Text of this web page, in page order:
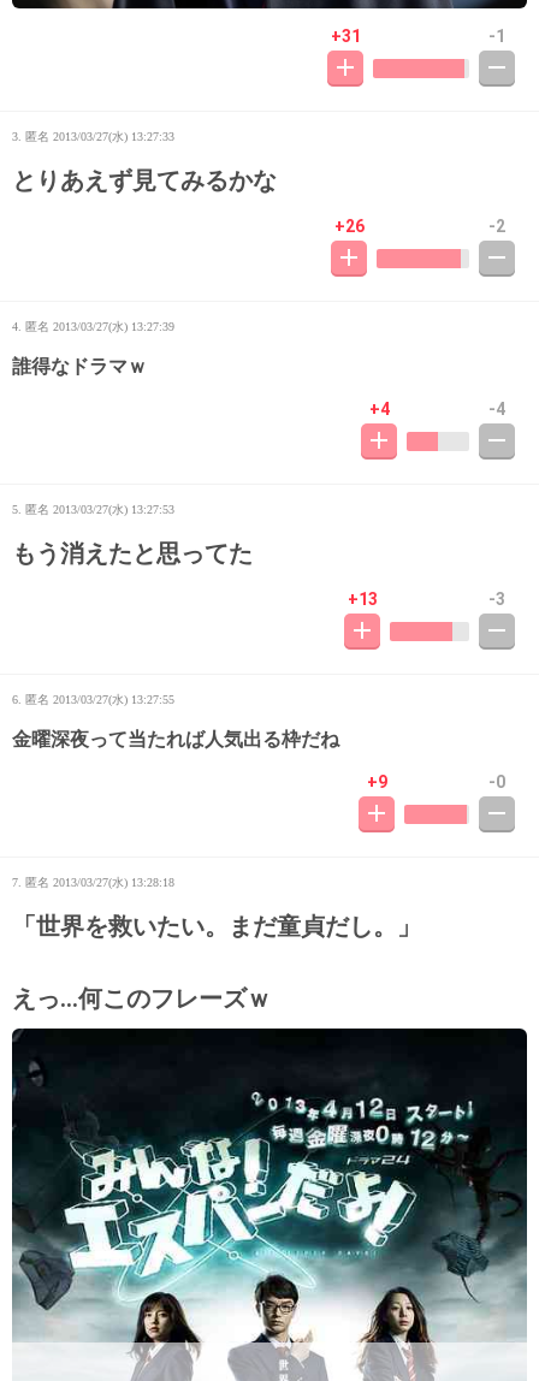
+31 -1
3. 匿名 2013/03/27(水) 13:27:33
とりあえず見てみるかな
+26 -2
4. 匿名 2013/03/27(水) 13:27:39
誰得なドラマｗ
+4 -4
5. 匿名 2013/03/27(水) 13:27:53
もう消えたと思ってた
+13 -3
6. 匿名 2013/03/27(水) 13:27:55
金曜深夜って当たれば人気出る枠だね
+9 -0
7. 匿名 2013/03/27(水) 13:28:18
「世界を救いたい。まだ童貞だし。」
えっ…何このフレーズｗ